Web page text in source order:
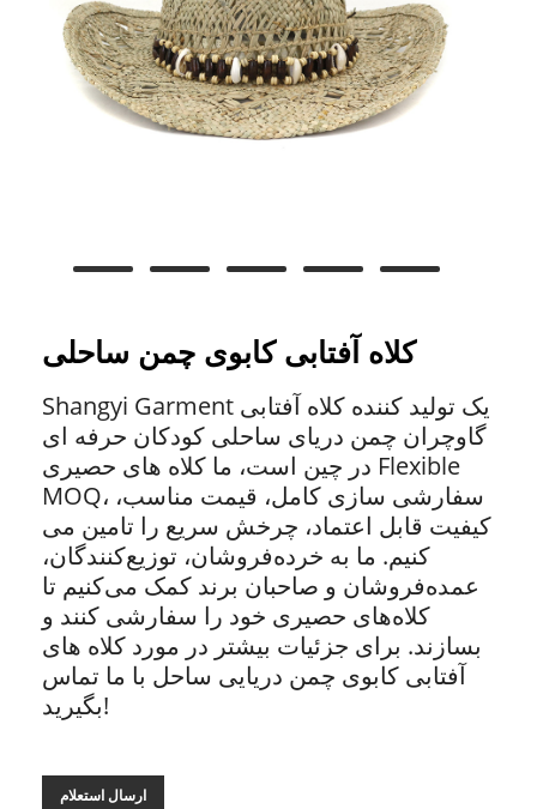
کلاه آفتابی کابوی چمن ساحلی
Shangyi Garment یک تولید کننده کلاه آفتابی
گاوچران چمن دریای ساحلی کودکان حرفه ای
در چین است، ما کلاه های حصیری Flexible
MOQ، سفارشی سازی کامل، قیمت مناسب،
کیفیت قابل اعتماد، چرخش سریع را تامین می
کنیم. ما به خرده‌فروشان، توزیع‌کنندگان،
عمده‌فروشان و صاحبان برند کمک می‌کنیم تا
کلاه‌های حصیری خود را سفارشی کنند و
بسازند. برای جزئیات بیشتر در مورد کلاه های
آفتابی کابوی چمن دریایی ساحل با ما تماس
بگیرید!
ارسال استعلام